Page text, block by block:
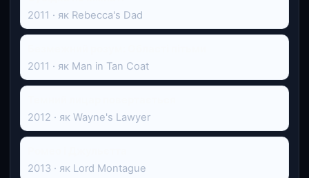
2011 · як Rebecca's Dad
2011 · як Man in Tan Coat
2012 · як Wayne's Lawyer
2013 · як Lord Montague